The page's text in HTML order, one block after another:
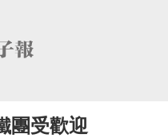
團受歡迎